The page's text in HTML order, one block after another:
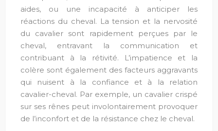
aides, ou une incapacité à anticiper les
réactions du cheval. La tension et la nervosité
du cavalier sont rapidement perçues par le
cheval, entravant la communication et
contribuant à la rétivité. L’impatience et la
colère sont également des facteurs aggravants
qui nuisent à la confiance et à la relation
cavalier-cheval. Par exemple, un cavalier crispé
sur ses rênes peut involontairement provoquer
de l’inconfort et de la résistance chez le cheval.